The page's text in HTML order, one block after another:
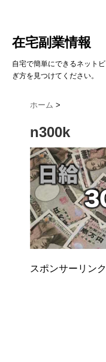
在宅副業情報
自宅で簡単にできるネット
ぎ方を見つけてください。
ホーム >
n300k
スポンサーリンク